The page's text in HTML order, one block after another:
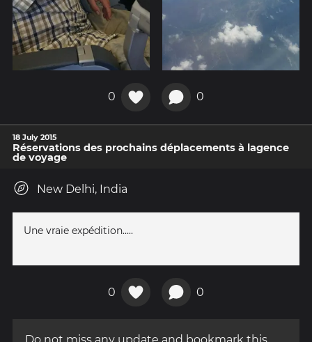
0 0
18 July 2015
Réservations des prochains déplacements à lagence
de voyage
New Delhi, India
Une vraie expédition.....
0 0